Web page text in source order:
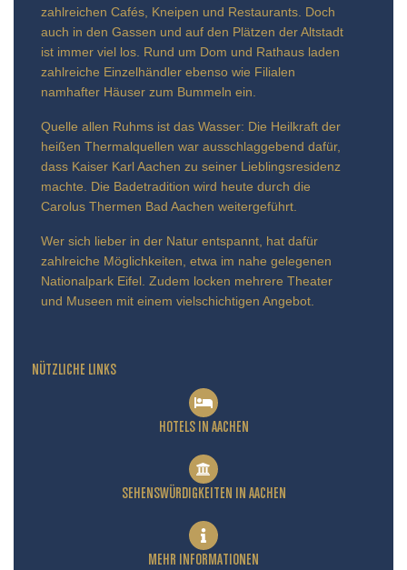
zahlreichen Cafés, Kneipen und Restaurants. Doch
auch in den Gassen und auf den Plätzen der Altstadt
ist immer viel los. Rund um Dom und Rathaus laden
zahlreiche Einzelhändler ebenso wie Filialen
namhafter Häuser zum Bummeln ein.
Quelle allen Ruhms ist das Wasser: Die Heilkraft der
heißen Thermalquellen war ausschlaggebend dafür,
dass Kaiser Karl Aachen zu seiner Lieblingsresidenz
machte. Die Badetradition wird heute durch die
Carolus Thermen Bad Aachen weitergeführt.
Wer sich lieber in der Natur entspannt, hat dafür
zahlreiche Möglichkeiten, etwa im nahe gelegenen
Nationalpark Eifel. Zudem locken mehrere Theater
und Museen mit einem vielschichtigen Angebot.
NÜTZLICHE LINKS
HOTELS IN AACHEN
SEHENSWÜRDIGKEITEN IN AACHEN
MEHR INFORMATIONEN